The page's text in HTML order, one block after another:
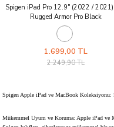
Spigen iPad Pro 12.9'' (2022 / 2021)
Rugged Armor Pro Black
1.699,00 TL
2.249,90 TL
Spigen Apple iPad ve MacBook Koleksiyonu:
Mükemmel Uyum ve Koruma: Apple iPad ve